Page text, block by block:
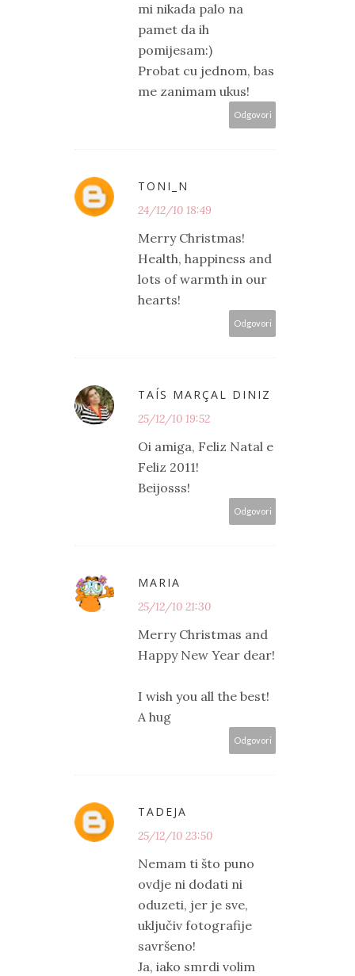
mi nikada palo na
pamet da ih
pomijesam:)
Probat cu jednom, bas
me zanimam ukus!
Odgovori
TONI_N
24/12/10 18:49
Merry Christmas!
Health, happiness and
lots of warmth in our
hearts!
Odgovori
TAÍS MARÇAL DINIZ
25/12/10 19:52
Oi amiga, Feliz Natal e
Feliz 2011!
Beijosss!
Odgovori
MARIA
25/12/10 21:30
Merry Christmas and
Happy New Year dear!
I wish you all the best!
A hug
Odgovori
TADEJA
25/12/10 23:50
Nemam ti što puno
ovdje ni dodati ni
oduzeti, jer je sve,
uključiv fotografije
savršeno!
Ja, iako smrdi volim